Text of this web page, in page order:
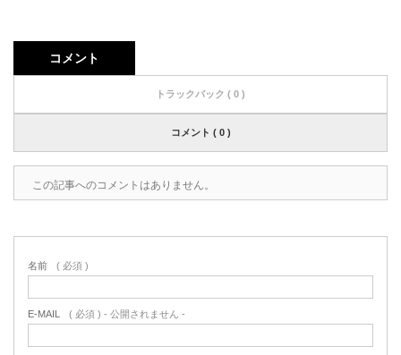
コメント
トラックバック ( 0 )
コメント ( 0 )
この記事へのコメントはありません。
名前 ( 必須 )
E-MAIL ( 必須 ) - 公開されません -